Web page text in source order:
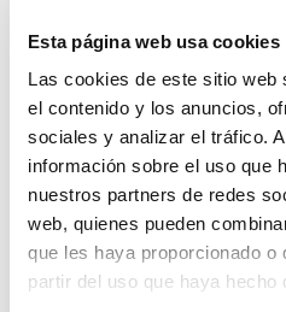
Esta página web usa cookies
Las cookies de este sitio web
el contenido y los anuncios,
sociales y analizar el tráfico.
información sobre el uso que
nuestros partners de redes
web, quienes pueden
que les haya proporcionado o
partir del uso que haya hecho